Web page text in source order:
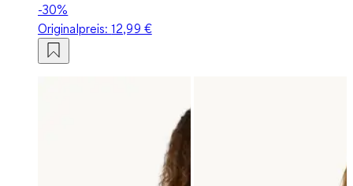
-30%
Originalpreis:12,99 €